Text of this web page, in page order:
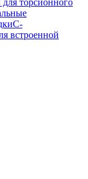
торсионного
С-
встроенной